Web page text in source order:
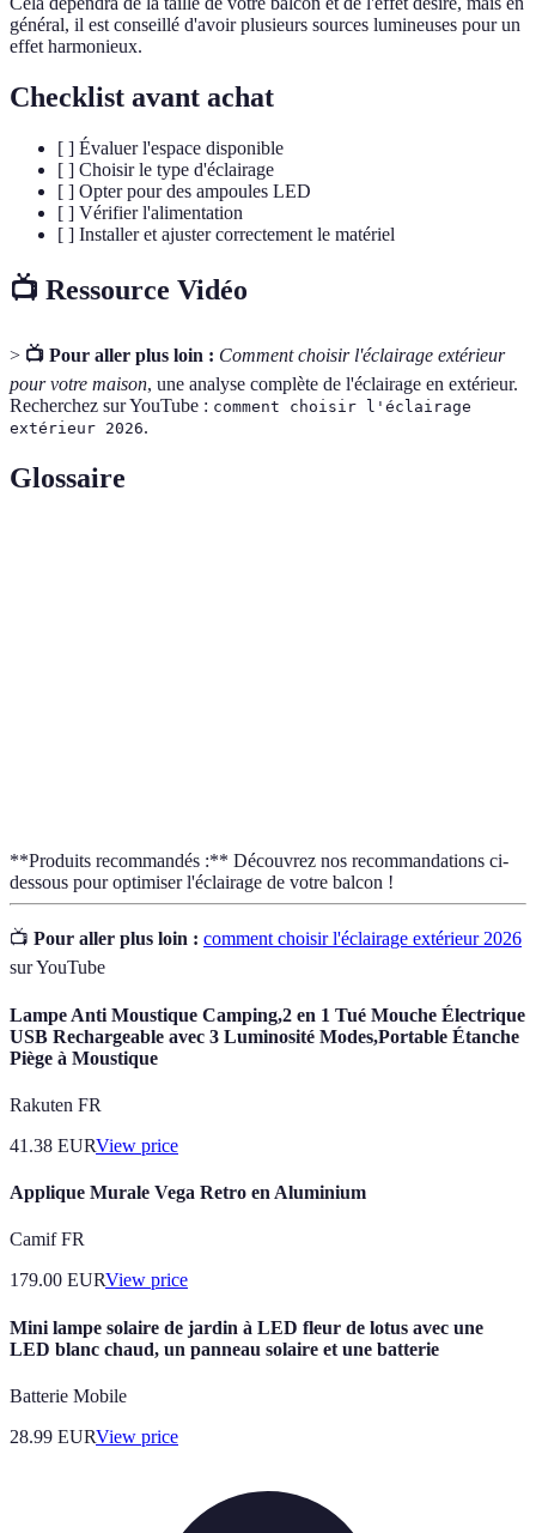
général, il est conseillé d'avoir plusieurs sources lumineuses pour un
effet harmonieux.
Checklist avant achat
[ ] Évaluer l'espace disponible
[ ] Choisir le type d'éclairage
[ ] Opter pour des ampoules LED
[ ] Vérifier l'alimentation
[ ] Installer et ajuster correctement le matériel
📺 Ressource Vidéo
> 📺 Pour aller plus loin : Comment choisir l'éclairage extérieur
pour votre maison, une analyse complète de l'éclairage en extérieur.
Recherchez sur YouTube : comment choisir l'éclairage
extérieur 2026.
Glossaire
**Produits recommandés :** Découvrez nos recommandations ci-
dessous pour optimiser l'éclairage de votre balcon !
📺 Pour aller plus loin : comment choisir l'éclairage extérieur 2026
sur YouTube
Lampe Anti Moustique Camping,2 en 1 Tué Mouche Électrique
USB Rechargeable avec 3 Luminosité Modes,Portable Étanche
Piège à Moustique
Rakuten FR
41.38 EURView price
Applique Murale Vega Retro en Aluminium
Camif FR
179.00 EURView price
Mini lampe solaire de jardin à LED fleur de lotus avec une
LED blanc chaud, un panneau solaire et une batterie
Batterie Mobile
28.99 EURView price